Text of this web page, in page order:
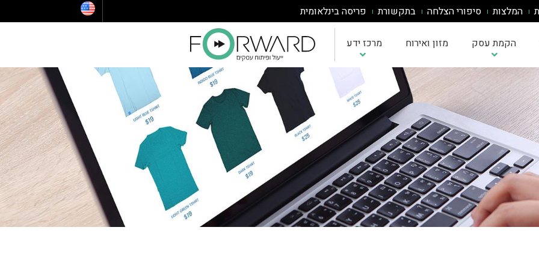
פריסה בינלאומית בתקשורת סיפורי הצלחה המלצות
אבחון בשלות AI
אסטרטגיית AI לעסק
מחשבון ROI לפרויקטי AI
הטמעת ChatGPT/Claude
אינטגרציית AI למערכות
הדרכות AI לעובדים
מדיניות וממשל AI
ייעוץ עסקי לעסקים הרוצים להכנס לשוק איחוד האמירויות
שירותי ייעוץ ופיתוח עסקי באירופה
ייעוץ לרכישת נדל"ן בארצות הברית
הקמת עסק
כתיבת תוכנית עסקית
תוכנית עסקית לעסק קטן
תוכנית עסקית למוצר חדש
תוכנית עסקית לחנות בגדים
תוכנית עסקית לאפליקציה
תוכנית עסקית למסעדה
תוכנית עסקית לדוגמא
הלוואות לעסקים
קו אשראי לעסקים קטנים
הלוואה בערבות המדינה
ויזה כאל הלוואה
קרן איפלא
מימון ישיר הלוואות
קרן תנופה
פיצויים לעסקים — שאגת הארי
מזון ואירוח מרכז ידע